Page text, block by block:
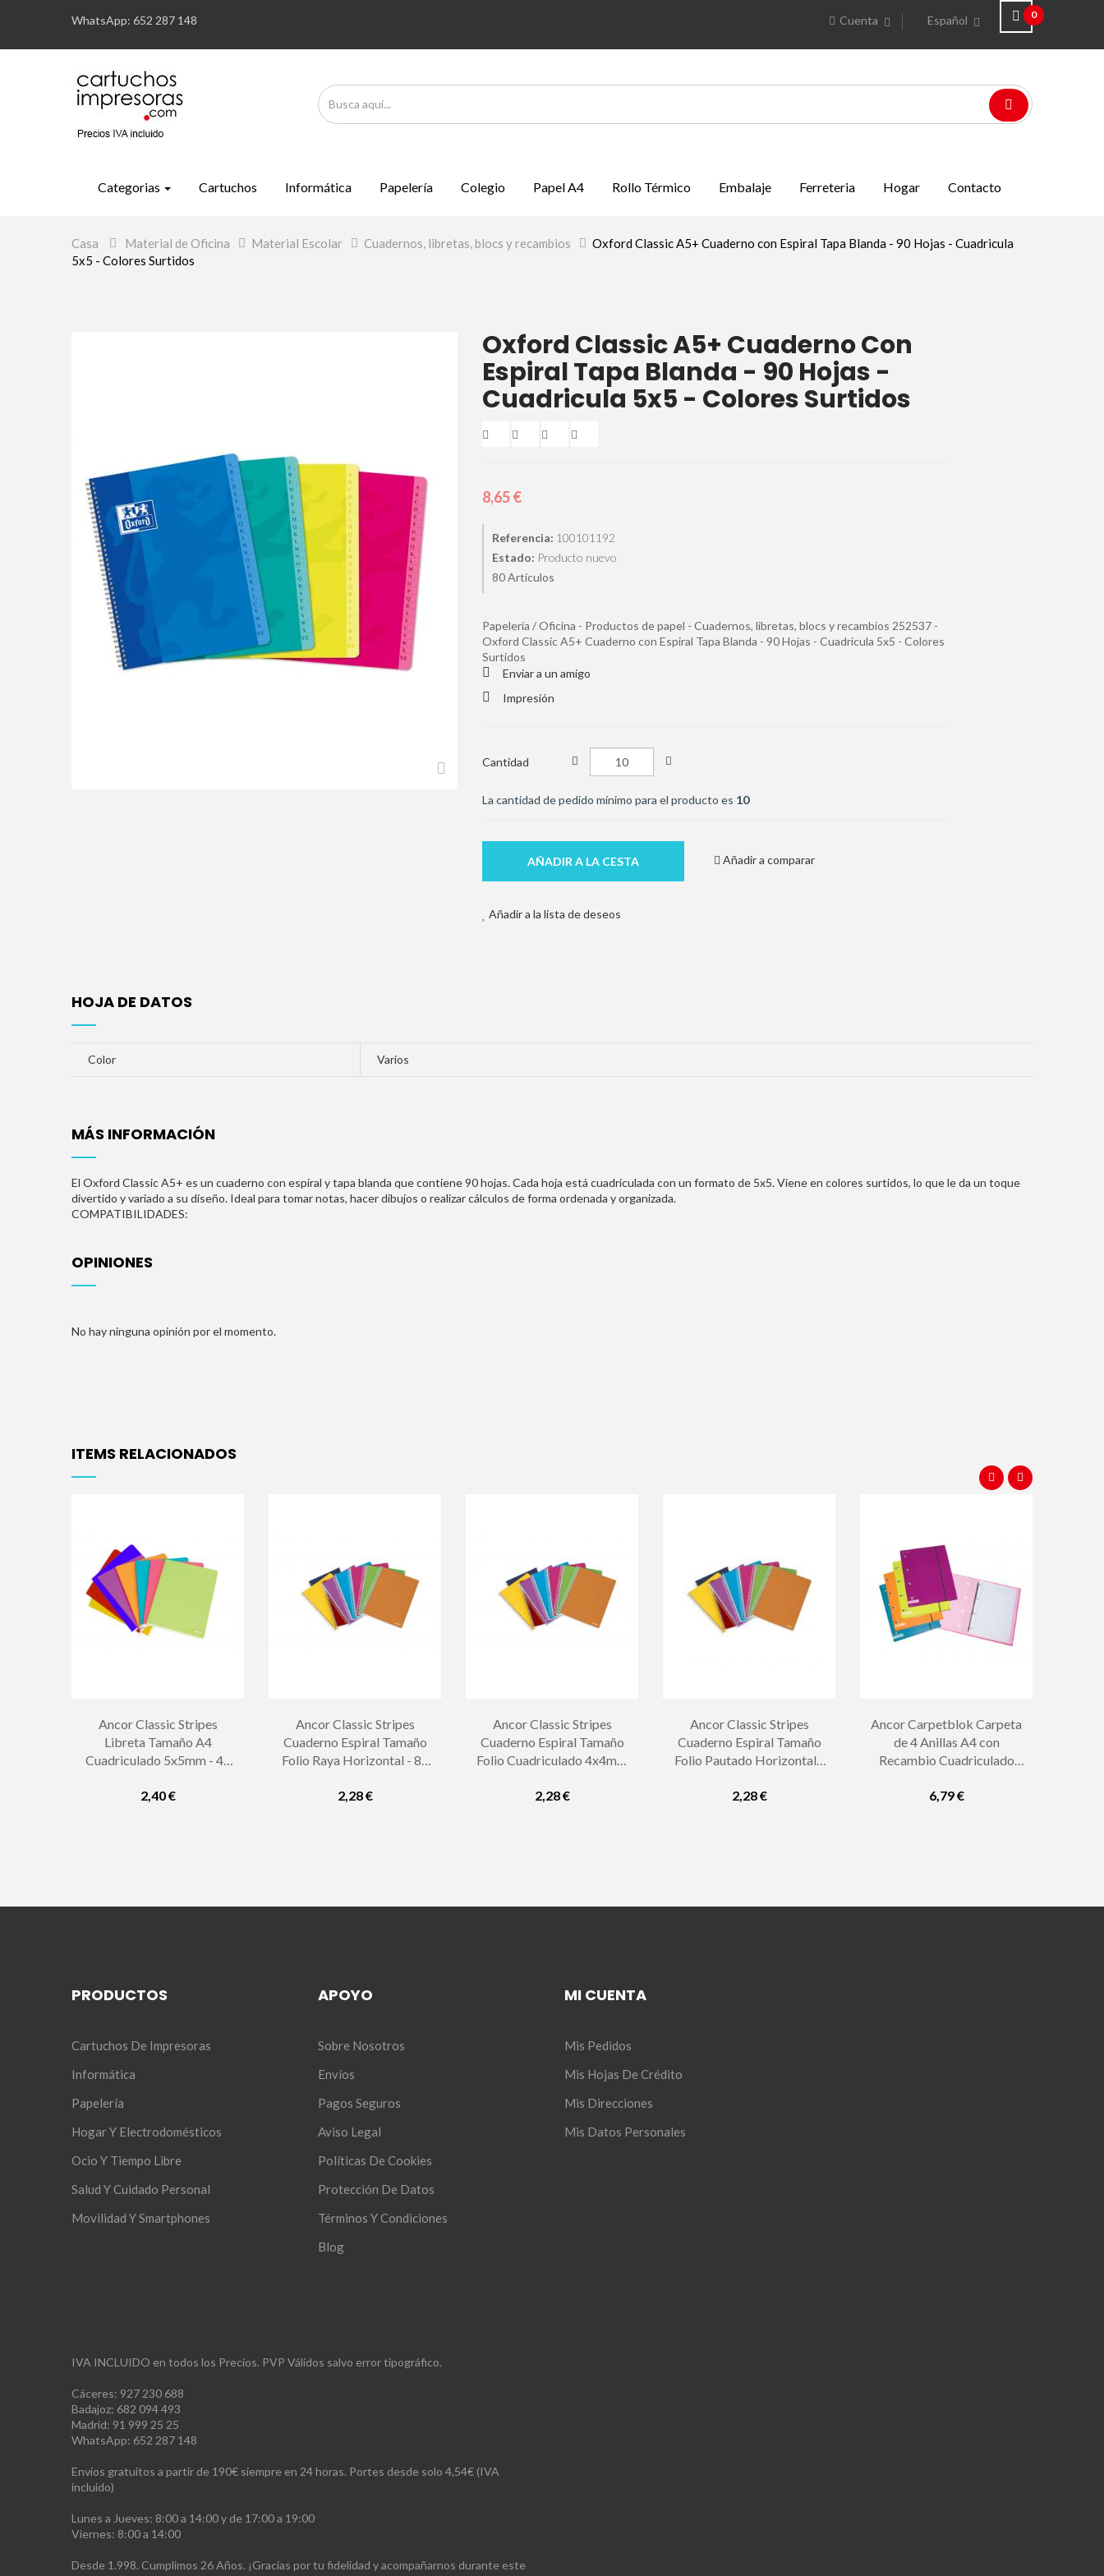
WhatsApp: 652 287 148 0
Español
Cuenta
Categorias Cartuchos Informática Papelería Colegio Papel A4 Rollo Térmico Embalaje Ferreteria Hogar Contacto
Casa > Material de Oficina > Material Escolar > Cuadernos, libretas, blocs y recambios > Oxford Classic A5+ Cuaderno con Espiral Tapa Blanda - 90 Hojas - Cuadricula
5x5 - Colores Surtidos
Oxford Classic A5+ Cuaderno Con
Espiral Tapa Blanda - 90 Hojas -
Cuadricula 5x5 - Colores Surtidos
8,65 €
Referencia: 100101192
Estado: Producto nuevo
80Artículos
Papelería / Oficina - Productos de papel - Cuadernos, libretas, blocs y recambios 252537 -
Oxford Classic A5+ Cuaderno con Espiral Tapa Blanda - 90 Hojas - Cuadricula 5x5 - Colores
Surtidos
Enviar a un amigo
Impresión
Cantidad
La cantidad de pedido mínimo para el producto es 10
AÑADIR A LA CESTA Añadir a comparar
Añadir a la lista de deseos
HOJA DE DATOS
Color Varios
MÁS INFORMACIÓN
El Oxford Classic A5+ es un cuaderno con espiral y tapa blanda que contiene 90 hojas. Cada hoja está cuadriculada con un formato de 5x5. Viene en colores surtidos, lo que le da un toque
divertido y variado a su diseño. Ideal para tomar notas, hacer dibujos o realizar cálculos de forma ordenada y organizada.
COMPATIBILIDADES:
OPINIONES
No hay ninguna opinión por el momento.
ITEMS RELACIONADOS
Ancor Classic Stripes
Libreta Tamaño A4
Cuadriculado 5x5mm - 48
Polipropileno - Colores
2,40 €
Ancor Classic Stripes
Cuaderno Espiral Tamaño
Folio Raya Horizontal - 80
Plastico - Colores...
2,28 €
Ancor Classic Stripes
Cuaderno Espiral Tamaño
Folio Cuadriculado 4x4mm
Plastico - Colores...
2,28 €
Ancor Classic Stripes
Cuaderno Espiral Tamaño
Folio Pautado Horizontal -
Plastico - Colores...
2,28 €
Ancor Carpetblok Carpeta
de 4 Anillas A4 con
Recambio Cuadriculado
Colores Surtidos
6,79 €
PRODUCTOS
Cartuchos De Impresoras
Informática
Papelería
Hogar Y Electrodomésticos
Ocio Y Tiempo Libre
Salud Y Cuidado Personal
Movilidad Y Smartphones
APOYO
Sobre Nosotros
Envíos
Pagos Seguros
Aviso Legal
Políticas De Cookies
Protección De Datos
Términos Y Condiciones
Blog
MI CUENTA
Mis Pedidos
Mis Hojas De Crédito
Mis Direcciones
Mis Datos Personales
IVA INCLUIDO en todos los Precios. PVP Válidos salvo error tipográfico.
Cáceres: 927 230 688
Badajoz: 682 094 493
Madrid: 91 999 25 25
WhatsApp: 652 287 148
Envíos gratuitos a partir de 190€ siempre en 24 horas. Portes desde solo 4,54€ (IVA
incluido)
Lunes a Jueves: 8:00 a 14:00 y de 17:00 a 19:00
Viernes: 8:00 a 14:00
Desde 1.998. Cumplimos 26 Años. ¡Gracias por tu fidelidad y acompañarnos durante este